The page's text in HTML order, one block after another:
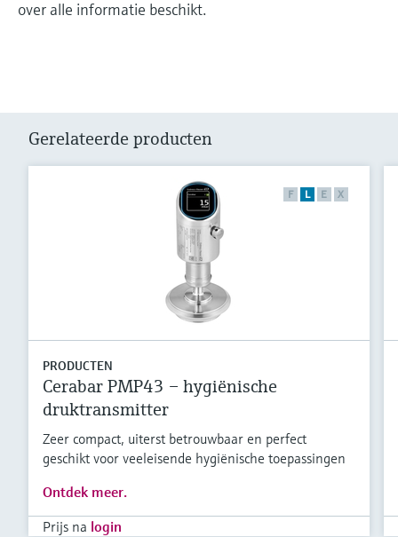
over alle informatie beschikt.
Gerelateerde producten
F L E X
PRODUCTEN
Cerabar PMP43 – hygiënische
druktransmitter
Zeer compact, uiterst betrouwbaar en perfect
geschikt voor veeleisende hygiënische toepassingen
Ontdek meer.
Prijs na login